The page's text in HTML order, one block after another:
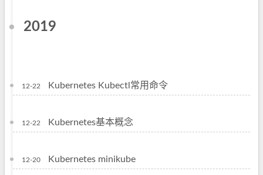
2019
12-22 Kubernetes Kubectl常用命令
12-22 Kubernetes基本概念
12-20 Kubernetes minikube